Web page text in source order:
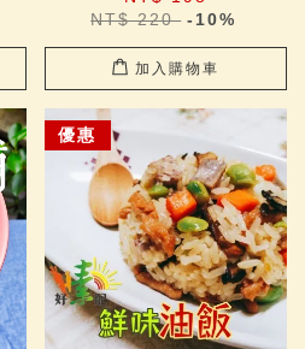
NT$ 220 -10%
加入購物車
優惠